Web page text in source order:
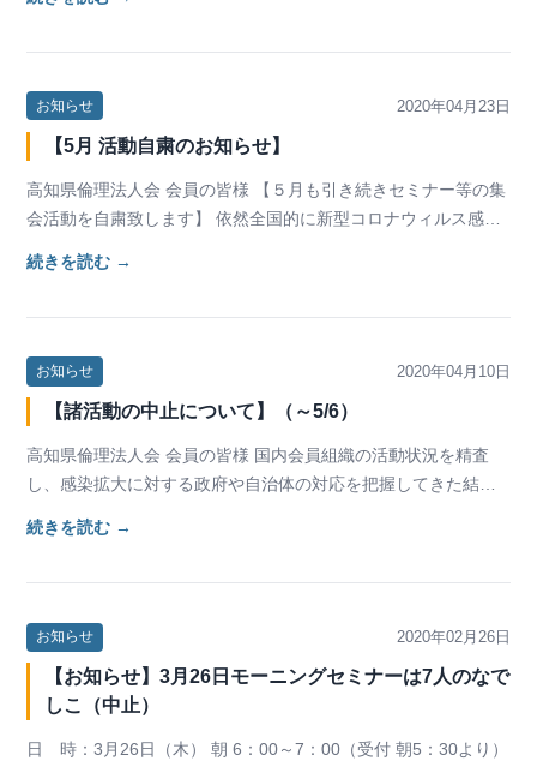
お知らせ 2020年04月23日
【5月 活動自粛のお知らせ】
高知県倫理法人会 会員の皆様 【５月も引き続きセミナー等の集
会活動を自粛致します】 依然全国的に新型コロナウィルス感染
続きを読む →
お知らせ 2020年04月10日
【諸活動の中止について】（～5/6）
高知県倫理法人会 会員の皆様 国内会員組織の活動状況を精査
し、感染拡大に対する政府や自治体の対応を把握してきた結
続きを読む →
お知らせ 2020年02月26日
【お知らせ】3月26日モーニングセミナーは7人のなで
しこ（中止）
日 時：3月26日（木） 朝 6：00～7：00（受付 朝5：30より）